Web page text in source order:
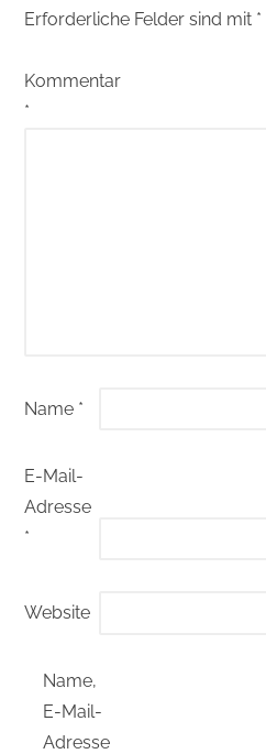
Erforderliche Felder sind mit *
Kommentar
*
Name *
E-Mail-
Adresse
*
Website
Name,
E-Mail-
Adresse